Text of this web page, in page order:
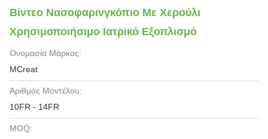
Βίντεο Νασοφαρινγκόπιο Με Χερούλι
Χρησιμοποιήσιμο Ιατρικό Εξοπλισμό
Ονομασία Μάρκας:
MCreat
Αριθμός Μοντέλου:
10FR - 14FR
MOQ: